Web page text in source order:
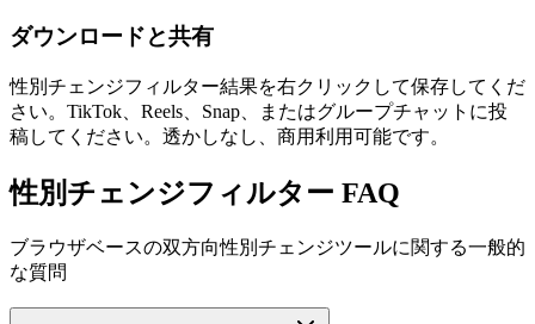
ダウンロードと共有
性別チェンジフィルター結果を右クリックして保存してくだ
さい。TikTok、Reels、Snap、またはグループチャットに投
稿してください。透かしなし、商用利用可能です。
性別チェンジフィルター FAQ
ブラウザベースの双方向性別チェンジツールに関する一般的
な質問